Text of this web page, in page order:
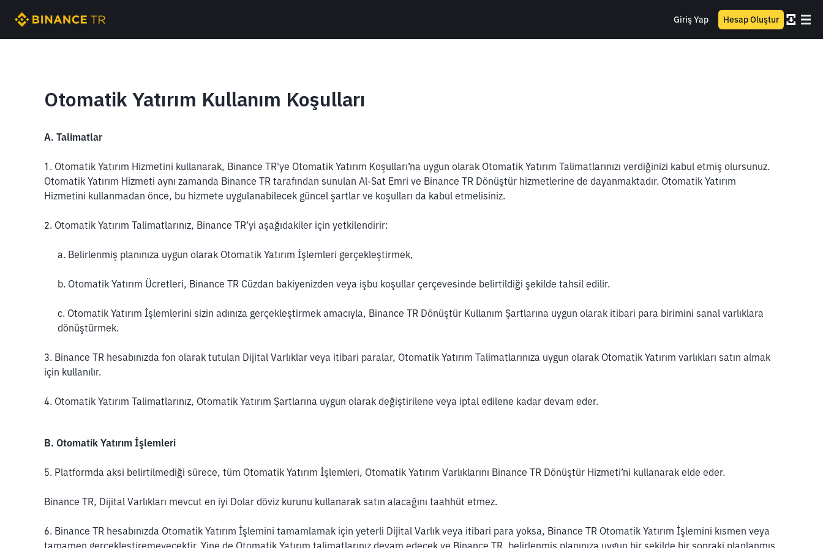
Giriş Yap Hesap Oluştur
Otomatik Yatırım Kullanım Koşulları
A. Talimatlar
1. Otomatik Yatırım Hizmetini kullanarak, Binance TR'ye Otomatik Yatırım Koşulları’na uygun olarak Otomatik Yatırım Talimatlarınızı verdiğinizi kabul etmiş olursunuz.
Otomatik Yatırım Hizmeti aynı zamanda Binance TR tarafından sunulan Al-Sat Emri ve Binance TR Dönüştür hizmetlerine de dayanmaktadır. Otomatik Yatırım
Hizmetini kullanmadan önce, bu hizmete uygulanabilecek güncel şartlar ve koşulları da kabul etmelisiniz.
2. Otomatik Yatırım Talimatlarınız, Binance TR’yi aşağıdakiler için yetkilendirir:
a. Belirlenmiş planınıza uygun olarak Otomatik Yatırım İşlemleri gerçekleştirmek,
b. Otomatik Yatırım Ücretleri, Binance TR Cüzdan bakiyenizden veya işbu koşullar çerçevesinde belirtildiği şekilde tahsil edilir.
c. Otomatik Yatırım İşlemlerini sizin adınıza gerçekleştirmek amacıyla, Binance TR Dönüştür Kullanım Şartlarına uygun olarak itibari para birimini sanal varlıklara
dönüştürmek.
3. Binance TR hesabınızda fon olarak tutulan Dijital Varlıklar veya itibari paralar, Otomatik Yatırım Talimatlarınıza uygun olarak Otomatik Yatırım varlıkları satın almak
için kullanılır.
4. Otomatik Yatırım Talimatlarınız, Otomatik Yatırım Şartlarına uygun olarak değiştirilene veya iptal edilene kadar devam eder.
B. Otomatik Yatırım İşlemleri
5. Platformda aksi belirtilmediği sürece, tüm Otomatik Yatırım İşlemleri, Otomatik Yatırım Varlıklarını Binance TR Dönüştür Hizmeti’ni kullanarak elde eder.
Binance TR, Dijital Varlıkları mevcut en iyi Dolar döviz kurunu kullanarak satın alacağını taahhüt etmez.
6. Binance TR hesabınızda Otomatik Yatırım İşlemini tamamlamak için yeterli Dijital Varlık veya itibari para yoksa, Binance TR Otomatik Yatırım İşlemini kısmen veya
tamamen gerçekleştiremeyecektir. Yine de Otomatik Yatırım talimatlarınız devam edecek ve Binance TR, belirlenmiş planınıza uygun bir şekilde bir sonraki planlanmış